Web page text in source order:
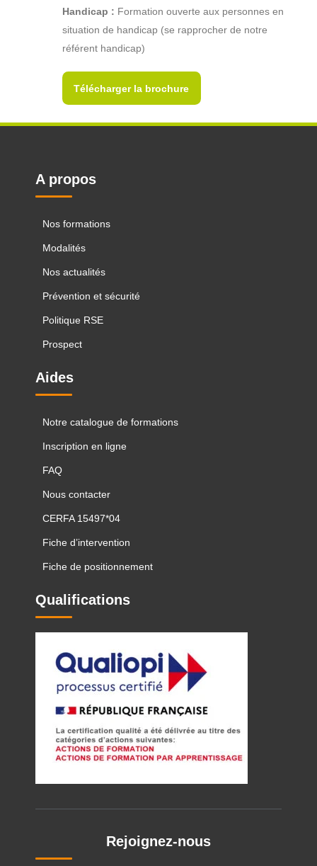
Handicap : Formation ouverte aux personnes en
situation de handicap (se rapprocher de notre
référent handicap)
Télécharger la brochure
A propos
Nos formations
Modalités
Nos actualités
Prévention et sécurité
Politique RSE
Prospect
Aides
Notre catalogue de formations
Inscription en ligne
FAQ
Nous contacter
CERFA 15497*04
Fiche d’intervention
Fiche de positionnement
Qualifications
Rejoignez-nous